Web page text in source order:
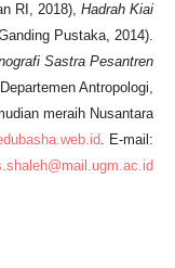
RI, 2018), Hadrah Kiai
Pustaka, 2014).
Sastra Pesantren
Antropologi,
meraih Nusantara
. E-mail: